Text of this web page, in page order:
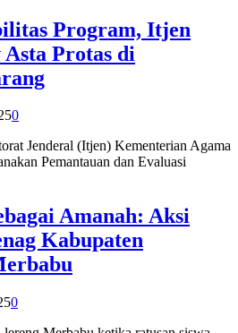
Program, Itjen
Protas di
0
Jenderal (Itjen) Kementerian Agama
Pemantauan dan Evaluasi
Amanah: Aksi
Kabupaten
0